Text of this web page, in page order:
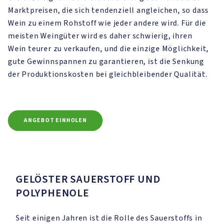
Marktpreisen, die sich tendenziell angleichen, so dass
Wein zu einem Rohstoff wie jeder andere wird. Für die
meisten Weingüter wird es daher schwierig, ihren
Wein teurer zu verkaufen, und die einzige Möglichkeit,
gute Gewinnspannen zu garantieren, ist die Senkung
der Produktionskosten bei gleichbleibender Qualität.
ANGEBOT EINHOLEN
GELÖSTER SAUERSTOFF UND
POLYPHENOLE
Seit einigen Jahren ist die Rolle des Sauerstoffs in